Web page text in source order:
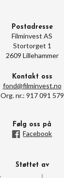
Postadresse
Filminvest AS
Stortorget 1
2609 Lillehammer
Kontakt oss
fond@filminvest.no
Org. nr.: 917 091 579
Følg oss på
Facebook
Støttet av